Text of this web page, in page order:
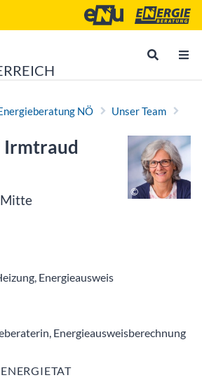
Energie- und
NÖ Unser Team
Irmtraud
Energieausweis
Energieausweisberechnung